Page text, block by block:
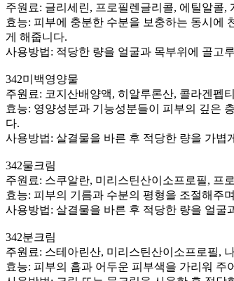
주원료: 글리세린, 프로필렌글리콜, 에틸알콜,
효능: 피부에 충분한 수분을 보충하는 동시에
게 해줍니다.
사용방법: 적당한 량을 얼굴과 목부위에 골고
342미백영양물
주원료: 코지산배양액, 히알루론산, 콜라겐펩
효능: 영양성분과 기능성분들이 피부의 깊은
다.
사용방법: 살결물을 바른 후 적당한 량을 가볍
342물크림
주원료: 스쿠알란, 미리스틴산이소프로필, 프
효능: 피부의 기름과 수분의 평형을 조절해주
사용방법: 살결물을 바른 후 적당한 량을 얼굴
342분크림
주원료: 스테아린산, 미리스틴산이소프로필,
효능: 피부의 흠과 어두운 피부색을 가리워